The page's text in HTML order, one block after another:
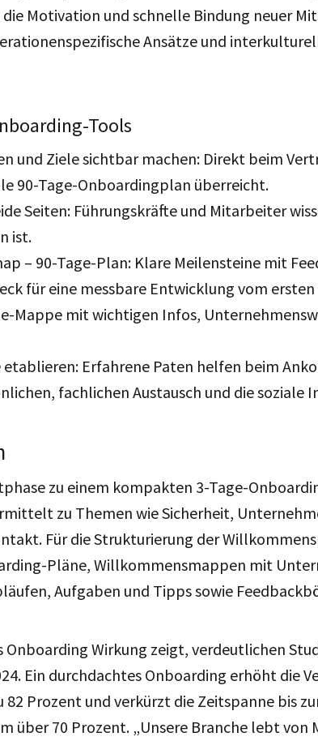
Motivation und schnelle Bindung neuer
Ansätze und
Tools
und Ziele sichtbar machen: Direkt beim
90-Tage-Onboardingplan überreicht.
Seiten: Führungskräfte und Mitarbeiter
ist.
– 90-Tage-Plan: Klare Meilensteine mit
für eine messbare Entwicklung vom ersten
Mappe mit wichtigen Infos,
Erfahrene Paten helfen beim
fachlichen Austausch und die soziale
zu einem kompakten 3-Tage-
zu Themen wie Sicherheit,
Für die Strukturierung der
Pläne, Willkommensmappen mit
Aufgaben und Tipps sowie
Onboarding Wirkung zeigt, verdeutlichen
Ein durchdachtes Onboarding erhöht die
82 Prozent und verkürzt die Zeitspanne bis
über 70 Prozent. „Unsere Branche lebt von